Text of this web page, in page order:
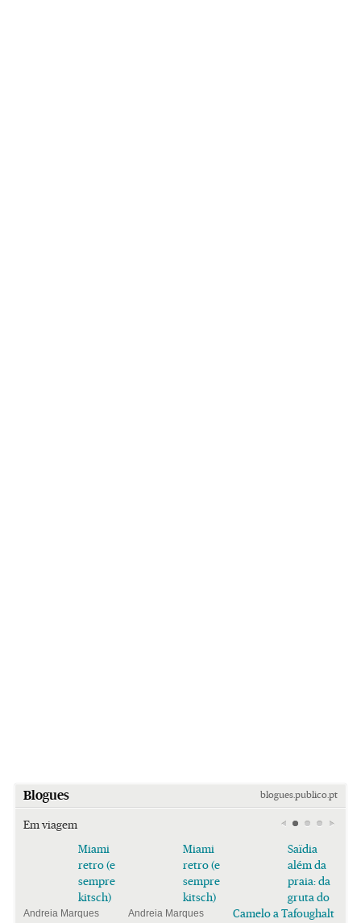
Blogues blogues.publico.pt
Em viagem
Miami
retro (e
sempre
kitsch)
Andreia Marques
Miami
retro (e
sempre
kitsch)
Andreia Marques
Saïdia
além da
praia: da
gruta do
Camelo a Tafoughalt